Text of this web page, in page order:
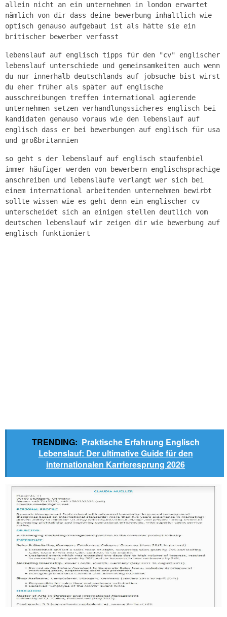
allein nicht an ein unternehmen in london erwartet
nämlich von dir dass deine bewerbung inhaltlich wie
optisch genauso aufgebaut ist als hätte sie ein
britischer bewerber verfasst
lebenslauf auf englisch tipps für den "cv" englischer
lebenslauf unterschiede und gemeinsamkeiten auch wenn
du nur innerhalb deutschlands auf jobsuche bist wirst
du eher früher als später auf englische
ausschreibungen treffen international agierende
unternehmen setzen verhandlungssicheres englisch bei
kandidaten genauso voraus wie den lebenslauf auf
englisch dass er bei bewerbungen auf englisch für usa
und großbritannien
so geht s der lebenslauf auf englisch staufenbiel
immer häufiger werden von bewerbern englischsprachige
anschreiben und lebensläufe verlangt wer sich bei
einem international arbeitenden unternehmen bewirbt
sollte wissen wie es geht denn ein englischer cv
unterscheidet sich an einigen stellen deutlich vom
deutschen lebenslauf wir zeigen dir wie bewerbung auf
englisch funktioniert
TRENDING: Praktische Erfahrung Englisch
Lebenslauf: Der ultimative Guide für den
internationalen Karrieresprung 2026